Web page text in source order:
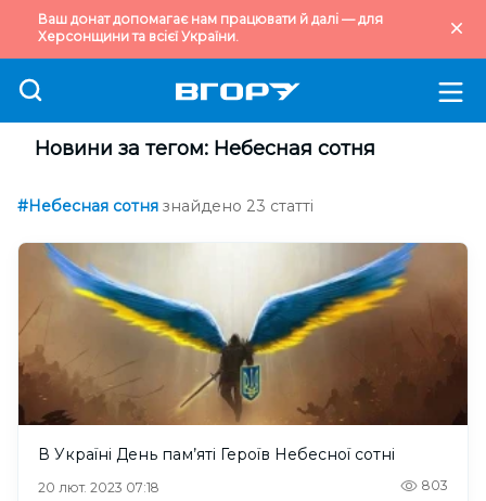
Ваш донат допомагає нам працювати й далі — для
Херсонщини та всієї України.
Новини за тегом: Небесная сотня
#Небесная сотня знайдено 23 статті
В Україні День пам’яті Героїв Небесної сотні
20 лют. 2023 07:18 803